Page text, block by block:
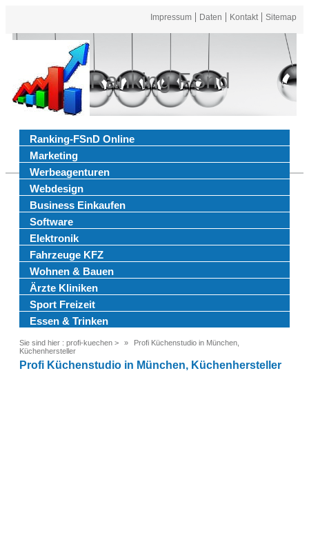
Impressum Daten Kontakt Sitemap
Ranking FSnd
Ranking-FSnD Online
Marketing
Werbeagenturen
Webdesign
Business Einkaufen
Software
Elektronik
Fahrzeuge KFZ
Wohnen & Bauen
Ärzte Kliniken
Sport Freizeit
Essen & Trinken
Sie sind hier : profi-kuechen >
Profi Küchenstudio in München,
Küchenhersteller
Profi Küchenstudio in München, Küchenhersteller